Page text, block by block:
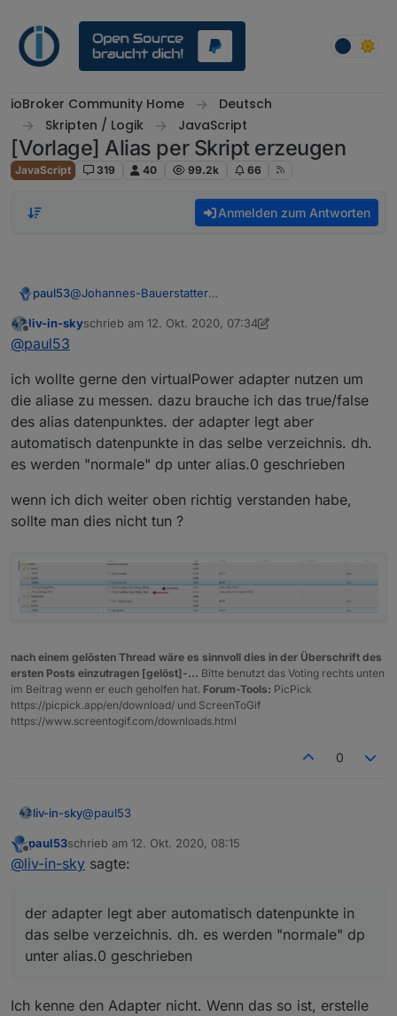
ioBroker Community Home
Deutsch
Skripten / Logik
JavaScript
[Vorlage] Alias per Skript erzeugen
JavaScript 319 40 99.2k 66
Anmelden zum Antworten
paul53@Johannes-Bauerstatter
Ordner-Struktur verwenden wie unter "alias.0". Unter
Hardware-Datenpunkte.
Offline
liv-in-skyschrieb am 12. Okt. 2020, 07:34
zuletzt editiert von liv-in-sky 10. Dez. 2020, 09:36
@paul53
ich wollte gerne den virtualPower adapter nutzen um
die aliase zu messen. dazu brauche ich das true/false
des alias datenpunktes. der adapter legt aber
automatisch datenpunkte in das selbe verzeichnis. dh.
es werden "normale" dp unter alias.0 geschrieben
wenn ich dich weiter oben richtig verstanden habe,
sollte man dies nicht tun ?
nach einem gelösten Thread wäre es sinnvoll dies in der Überschrift des
ersten Posts einzutragen [gelöst]-... Bitte benutzt das Voting rechts unten
im Beitrag wenn er euch geholfen hat. Forum-Tools: PicPick
https://picpick.app/en/download/ und ScreenToGif
https://www.screentogif.com/downloads.html
0
liv-in-sky@paul53
ich wollte gerne den virtualPower adapter nutzen um
die aliase zu messen. dazu brauche ich das
verzeichnis. dh. es werden "normale" dp unter
alias.0 geschrieben
Offline
paul53schrieb am 12. Okt. 2020, 08:15
zuletzt editiert von
@liv-in-sky sagte:
der adapter legt aber automatisch datenpunkte in
das selbe verzeichnis. dh. es werden "normale" dp
unter alias.0 geschrieben
Ich kenne den Adapter nicht. Wenn das so ist, erstelle